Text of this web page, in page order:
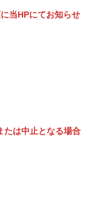
当HPにてお知らせ
たは中止となる場合